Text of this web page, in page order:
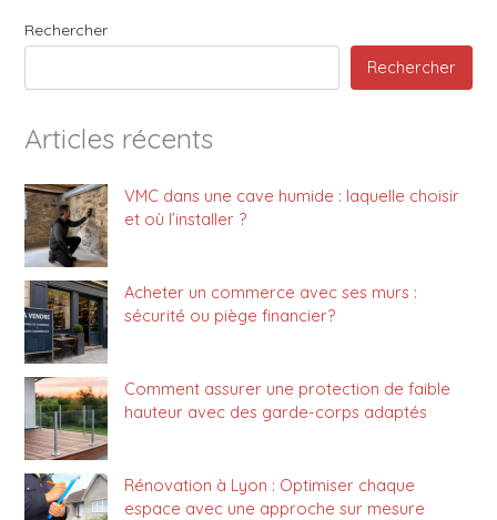
Rechercher
Rechercher
Articles récents
VMC dans une cave humide : laquelle choisir
et où l’installer ?
Acheter un commerce avec ses murs :
sécurité ou piège financier?
Comment assurer une protection de faible
hauteur avec des garde-corps adaptés
Rénovation à Lyon : Optimiser chaque
espace avec une approche sur mesure